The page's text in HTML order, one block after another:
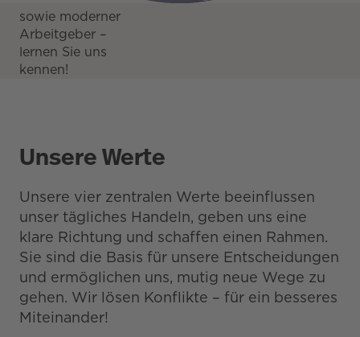
sowie moderner
Arbeitgeber –
lernen Sie uns
kennen!
Unsere Werte
Unsere vier zentralen Werte beeinflussen
unser tägliches Handeln, geben uns eine
klare Richtung und schaffen einen Rahmen.
Sie sind die Basis für unsere Entscheidungen
und ermöglichen uns, mutig neue Wege zu
gehen. Wir lösen Konflikte – für ein besseres
Miteinander!